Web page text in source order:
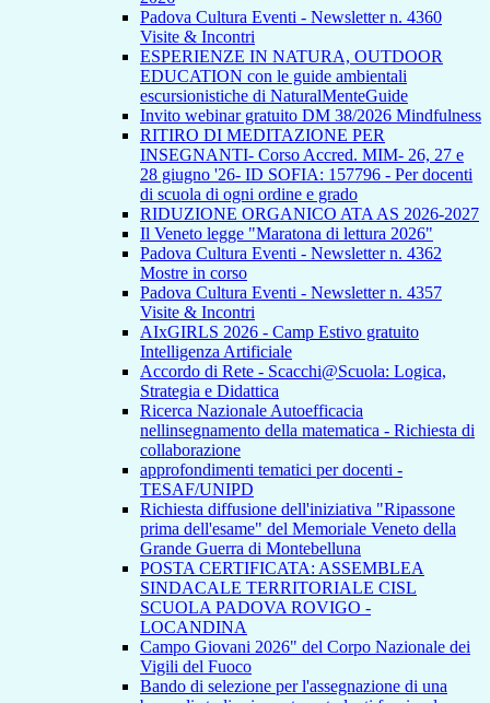
Padova Cultura Eventi - Newsletter n. 4360
Visite & Incontri
ESPERIENZE IN NATURA, OUTDOOR
EDUCATION con le guide ambientali
escursionistiche di NaturalMenteGuide
Invito webinar gratuito DM 38/2026 Mindfulness
RITIRO DI MEDITAZIONE PER
INSEGNANTI- Corso Accred. MIM- 26, 27 e
28 giugno '26- ID SOFIA: 157796 - Per docenti
di scuola di ogni ordine e grado
RIDUZIONE ORGANICO ATA AS 2026-2027
Il Veneto legge "Maratona di lettura 2026"
Padova Cultura Eventi - Newsletter n. 4362
Mostre in corso
Padova Cultura Eventi - Newsletter n. 4357
Visite & Incontri
AIxGIRLS 2026 - Camp Estivo gratuito
Intelligenza Artificiale
Accordo di Rete - Scacchi@Scuola: Logica,
Strategia e Didattica
Ricerca Nazionale Autoefficacia
nellinsegnamento della matematica - Richiesta di
collaborazione
approfondimenti tematici per docenti -
TESAF/UNIPD
Richiesta diffusione dell'iniziativa "Ripassone
prima dell'esame" del Memoriale Veneto della
Grande Guerra di Montebelluna
POSTA CERTIFICATA: ASSEMBLEA
SINDACALE TERRITORIALE CISL
SCUOLA PADOVA ROVIGO -
LOCANDINA
Campo Giovani 2026" del Corpo Nazionale dei
Vigili del Fuoco
Bando di selezione per l'assegnazione di una